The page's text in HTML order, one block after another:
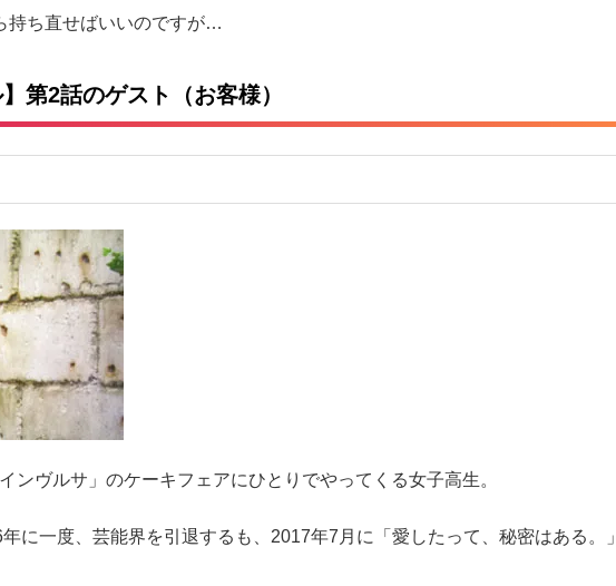
持ち直せばいいのですが…
第2話のゲスト（お客様）
ンヴルサ」のケーキフェアにひとりでやってくる女子高生。
に一度、芸能界を引退するも、2017年7月に「愛したって、秘密はある。」